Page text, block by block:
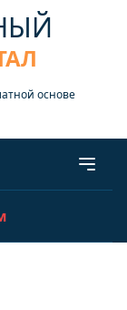
основе